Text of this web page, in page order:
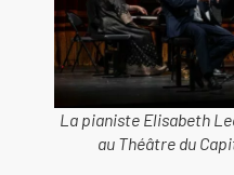
La pianiste Elisabeth
au Théâtre du